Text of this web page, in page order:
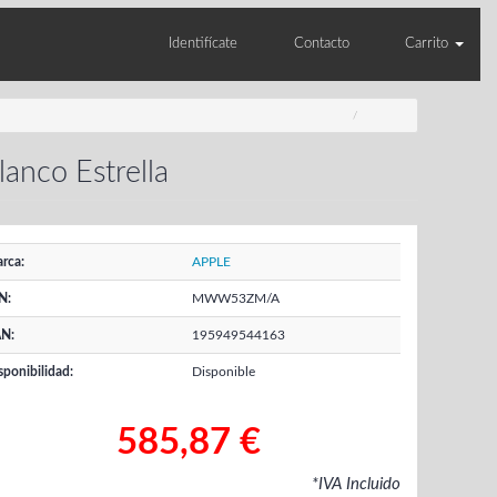
Identifícate Contacto Carrito
Estrella
APPLE
MWW53ZM/A
195949544163
Disponible
585,87 €
*IVA Incluido